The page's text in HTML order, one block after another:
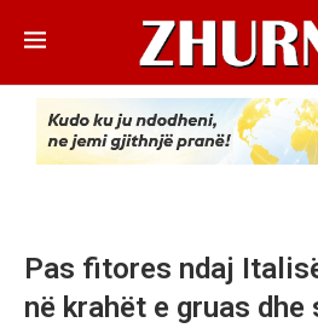
Pas fitores ndaj
në krahët e gruas dhe